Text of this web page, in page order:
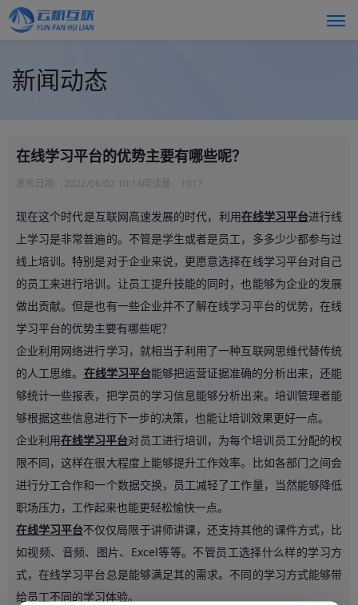
新闻动态
在线学习平台的优势主要有哪些呢？
发布日期： 2022/06/02 10:14阅读量： 1017
现在这个时代是互联网高速发展的时代，利用在线学习平台进行线
上学习是非常普遍的。不管是学生或者是员工，多多少少都参与过
线上培训。特别是对于企业来说，更愿意选择在线学习平台对自己
的员工来进行培训。让员工提升技能的同时，也能够为企业的发展
做出贡献。但是也有一些企业并不了解在线学习平台的优势，在线
学习平台的优势主要有哪些呢？
企业利用网络进行学习，就相当于利用了一种互联网思维代替传统
的人工思维。 在线学习平台能够把运营证据准确的分析出来，还能
够统计一些报表，把学员的学习信息能够分析出来。培训管理者能
够根据这些信息进行下一步的决策，也能让培训效果更好一点。
企业利用在线学习平台对员工进行培训，为每个培训员工分配的权
限不同，这样在很大程度上能够提升工作效率。比如各部门之间会
进行分工合作和一个数据交换，员工减轻了工作量，当然能够降低
职场压力，工作起来也能更轻松愉快一点。
在线学习平台不仅仅局限于讲师讲课，还支持其他的课件方式，比
如视频、音频、图片、Excel等等。不管员工选择什么样的学习方
式，在线学习平台总是能够满足其的需求。不同的学习方式能够带
给员工不同的学习体验。